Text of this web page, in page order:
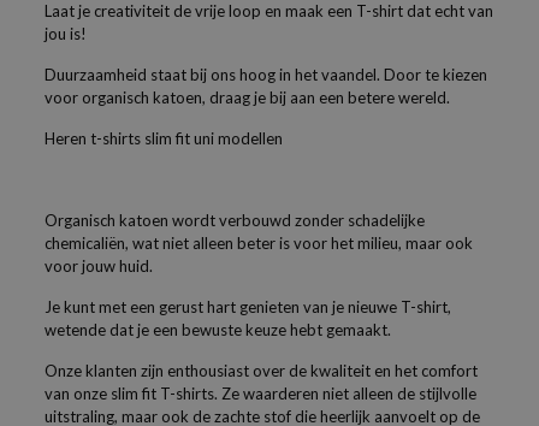
Laat je creativiteit de vrije loop en maak een T-shirt dat echt van
jou is!
Duurzaamheid staat bij ons hoog in het vaandel. Door te kiezen
voor organisch katoen, draag je bij aan een betere wereld.
Heren t-shirts slim fit uni modellen
Organisch katoen wordt verbouwd zonder schadelijke
chemicaliën, wat niet alleen beter is voor het milieu, maar ook
voor jouw huid.
Je kunt met een gerust hart genieten van je nieuwe T-shirt,
wetende dat je een bewuste keuze hebt gemaakt.
Onze klanten zijn enthousiast over de kwaliteit en het comfort
van onze slim fit T-shirts. Ze waarderen niet alleen de stijlvolle
uitstraling, maar ook de zachte stof die heerlijk aanvoelt op de